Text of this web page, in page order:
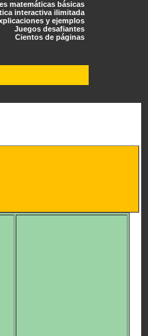
matemáticas básicas
interactiva ilimitada
y ejemplos
Juegos desafiantes
Cientos de páginas